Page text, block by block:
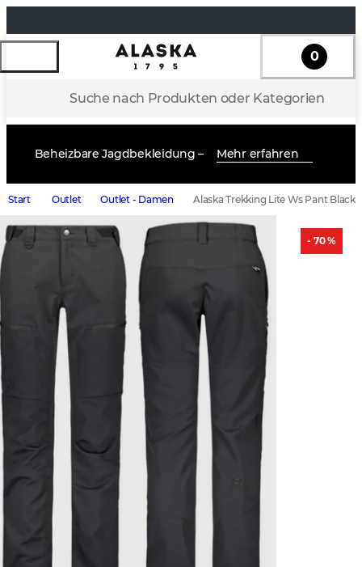
Suche nach Produkten oder Kategorien
0
Beheizbare Jagdbekleidung – Mehr erfahren
Start Outlet Outlet - Damen Alaska Trekking Lite Ws Pant Black
- 70 %